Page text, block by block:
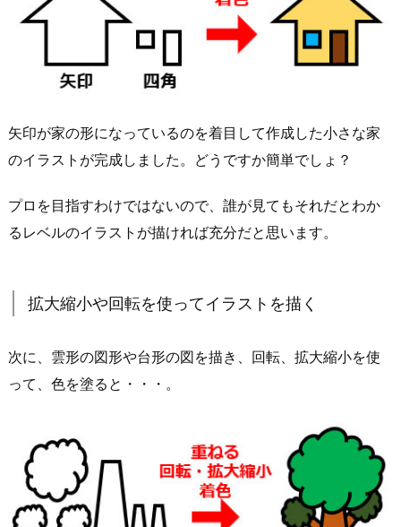
矢印が家の形になっているのを着目して作成した小さな家
のイラストが完成しました。どうですか簡単でしょ？
プロを目指すわけではないので、誰が見てもそれだとわか
るレベルのイラストが描ければ充分だと思います。
拡大縮小や回転を使ってイラストを描く
次に、雲形の図形や台形の図を描き、回転、拡大縮小を使
って、色を塗ると・・・。